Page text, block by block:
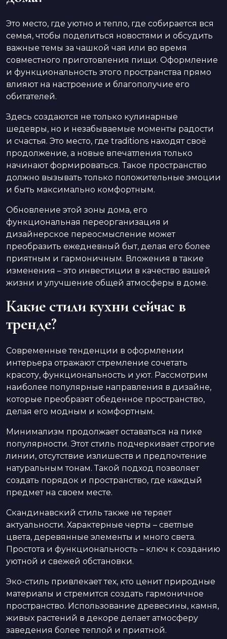
Это место, где уютно и тепло, где собирается вся
семья, чтобы поделиться новостями и обсудить
важные темы за чашкой чая или во время
совместного приготовления пищи. Оформление
и функциональность этого пространства прямо
влияют на настроение и благополучие его
обитателей.
Здесь создаются не только кулинарные
шедевры, но и незабываемые моменты радости
и счастья. Это место, где traditions находят своё
продолжение, а новые впечатления только
начинают формироваться. Такое пространство
должно вызывать только положительные эмоции
и быть максимально комфортным.
Обновление этой зоны дома, его
функциональная переорганизация и
дизайнерское переосмысление может
преобразить ежедневный быт, делая его более
приятным и гармоничным. Вложения в такие
изменения – это инвестиции в качество вашей
жизни и улучшение общей атмосферы в доме.
Какие стили кухни сейчас в
тренде?
Современные тенденции в оформлении
интерьера отражают стремление сочетать
красоту, функциональность и уют. Рассмотрим
наиболее популярные направления в дизайне,
которые преобразят обеденное пространство,
делая его модным и комфортным.
Минимализм продолжает оставаться на пике
популярности. Этот стиль подчеркивает строгие
линии, отсутствие излишеств и предпочтение
натуральным тонам. Такой подход позволяет
создать порядок и пространство, где каждый
предмет на своем месте.
Скандинавский стиль также не теряет
актуальности. Характерные черты – светлые
цвета, деревянные элементы и много света.
Простота и функциональность – ключ к созданию
уютной и свежей обстановки.
Эко-стиль привлекает тех, кто ценит природные
материалы и стремится создать гармоничное
пространство. Использование древесины, камня,
живых растений в декоре делает атмосферу
заведения более теплой и приятной.